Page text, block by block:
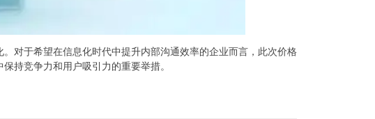
对于希望在信息化时代中提升内部沟通效率的企业而言，此次价格
持竞争力和用户吸引力的重要举措。